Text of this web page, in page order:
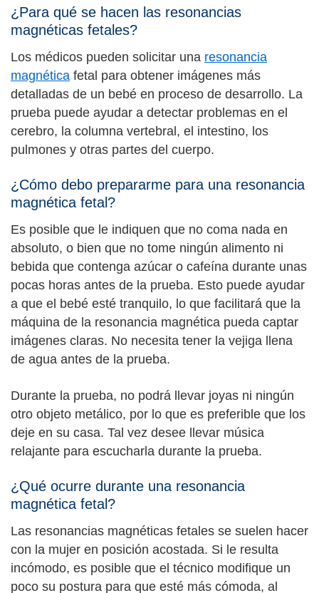
¿Para qué se hacen las resonancias
magnéticas fetales?
Los médicos pueden solicitar una resonancia
magnética fetal para obtener imágenes más
detalladas de un bebé en proceso de desarrollo. La
prueba puede ayudar a detectar problemas en el
cerebro, la columna vertebral, el intestino, los
pulmones y otras partes del cuerpo.
¿Cómo debo prepararme para una resonancia
magnética fetal?
Es posible que le indiquen que no coma nada en
absoluto, o bien que no tome ningún alimento ni
bebida que contenga azúcar o cafeína durante unas
pocas horas antes de la prueba. Esto puede ayudar
a que el bebé esté tranquilo, lo que facilitará que la
máquina de la resonancia magnética pueda captar
imágenes claras. No necesita tener la vejiga llena
de agua antes de la prueba.
Durante la prueba, no podrá llevar joyas ni ningún
otro objeto metálico, por lo que es preferible que los
deje en su casa. Tal vez desee llevar música
relajante para escucharla durante la prueba.
¿Qué ocurre durante una resonancia
magnética fetal?
Las resonancias magnéticas fetales se suelen hacer
con la mujer en posición acostada. Si le resulta
incómodo, es posible que el técnico modifique un
poco su postura para que esté más cómoda, al